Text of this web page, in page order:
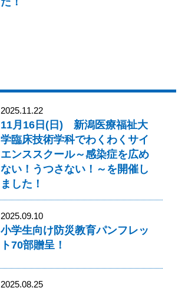
2025.11.22
11月16日(日) 新潟医療福祉大
学臨床技術学科でわくわくサイ
エンススクール～感染症を広め
ない！うつさない！～を開催し
ました！
2025.09.10
小学生向け防災教育パンフレッ
ト70部贈呈！
2025.08.25